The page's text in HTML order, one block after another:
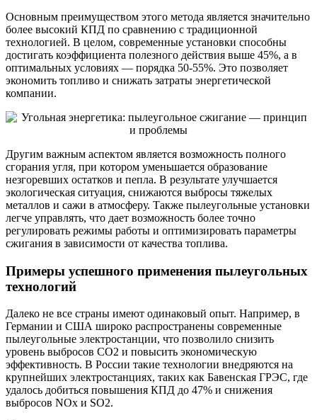
Основным преимуществом этого метода является значительно
более высокий КПД по сравнению с традиционной
технологией. В целом, современные установки способны
достигать коэффициента полезного действия выше 45%, а в
оптимальных условиях — порядка 50-55%. Это позволяет
экономить топливо и снижать затраты энергетической
компании.
Другим важным аспектом является возможность полного
сгорания угля, при котором уменьшается образование
незгоревших остатков и пепла. В результате улучшается
экологическая ситуация, снижаются выбросы тяжелых
металлов и сажи в атмосферу. Также пылеугольные установки
легче управлять, что дает возможность более точно
регулировать режимы работы и оптимизировать параметры
сжигания в зависимости от качества топлива.
Примеры успешного применения пылеугольных
технологий
Далеко не все страны имеют одинаковый опыт. Например, в
Германии и США широко распространены современные
пылеугольные электростанции, что позволило снизить
уровень выбросов СО2 и повысить экономическую
эффективность. В России такие технологии внедряются на
крупнейших электростанциях, таких как Бавенская ГРЭС, где
удалось добиться повышения КПД до 47% и снижения
выбросов NOx и SO2.